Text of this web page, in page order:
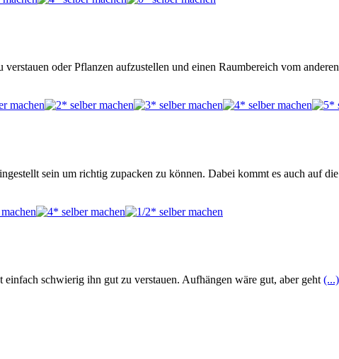
oder Pflanzen aufzustellen und einen Raumbereich vom
sein um richtig zupacken zu können. Dabei kommt es auch auf die
schwierig ihn gut zu verstauen. Aufhängen wäre gut, aber geht (...)